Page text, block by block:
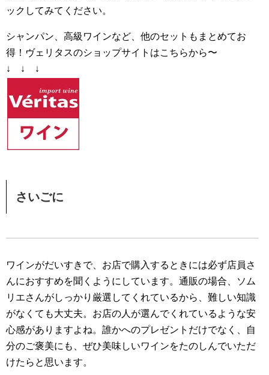
ックしてみてください。
シャンパン、高級ワインなど、他のセットもまとめてお
得！ヴェリタスのショップサイトはこちらから〜
↓ ↓ ↓
さいごに
ワインがだいすきで、お店で購入するときには必ず店員さ
んにおすすめを聞くようにしています。通販の場合、ソム
リエさんがしっかり厳選してくれているから、難しい知識
がなくても大丈夫。お店の人が選んでくれているような安
心感がありますよね。誰かへのプレゼントだけでなく、自
分のご褒美にも、ぜひ美味しいワインをたのしんでいただ
けたらと思います。